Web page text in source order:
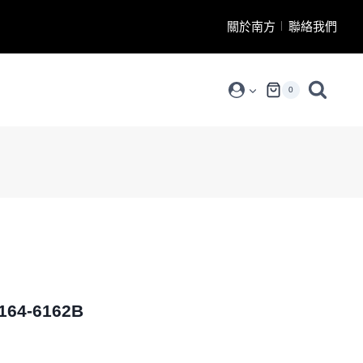
關於南方 聯絡我們
0
6162B